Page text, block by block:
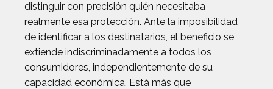
distinguir con precisión quién necesitaba
realmente esa protección. Ante la imposibilidad
de identificar a los destinatarios, el beneficio se
extiende indiscriminadamente a todos los
consumidores, independientemente de su
capacidad económica. Está más que